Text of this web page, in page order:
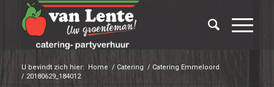
U bevindt zich hier: Home / Catering / Catering Emmeloord
/ 20180629_184012